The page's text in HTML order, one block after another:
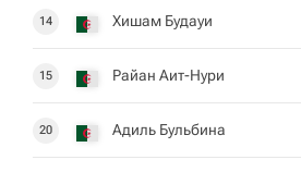
14 Хишам Будауи
15 Райан Аит-Нури
20 Адиль Бульбина